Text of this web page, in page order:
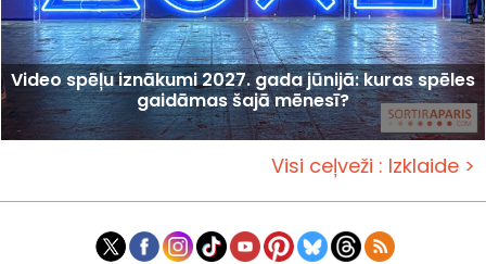
Video spēļu iznākumi 2027. gada jūnijā: kuras spēles
gaidāmas šajā mēnesī?
Visi ceļveži : Izklaide >